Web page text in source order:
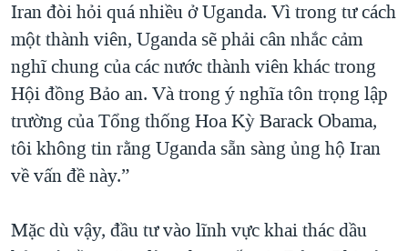
Iran đòi hỏi quá nhiều ở Uganda. Vì trong tư cách
một thành viên, Uganda sẽ phải cân nhắc cảm
nghĩ chung của các nước thành viên khác trong
Hội đồng Bảo an. Và trong ý nghĩa tôn trọng lập
trường của Tổng thống Hoa Kỳ Barack Obama,
tôi không tin rằng Uganda sẵn sàng ủng hộ Iran
về vấn đề này.”
Mặc dù vậy, đầu tư vào lĩnh vực khai thác dầu